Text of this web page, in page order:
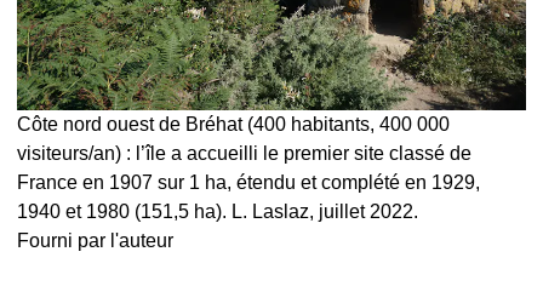
Côte nord ouest de Bréhat (400 habitants, 400 000
visiteurs/an) : l’île a accueilli le premier site classé de
France en 1907 sur 1 ha, étendu et complété en 1929,
1940 et 1980 (151,5 ha). L. Laslaz, juillet 2022.
Fourni par l'auteur